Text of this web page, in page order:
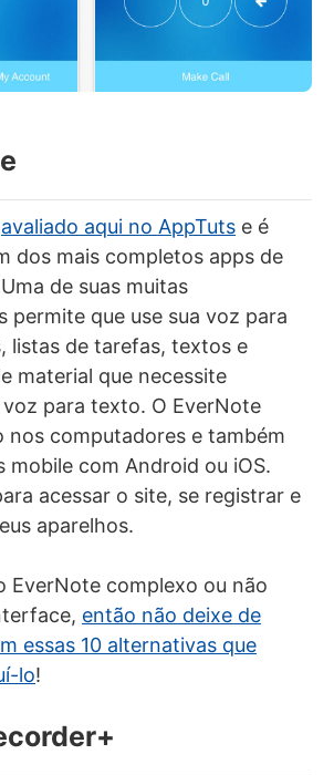
avaliado aqui no AppTuts e é
dos mais completos apps de
de suas muitas
permite que use sua voz para
listas de tarefas, textos e
material que necessite
para texto. O EverNote
nos computadores e também
mobile com Android ou iOS.
acessar o site, se registrar e
aparelhos.
EverNote complexo ou não
então não deixe de
essas 10 alternativas que
lo!